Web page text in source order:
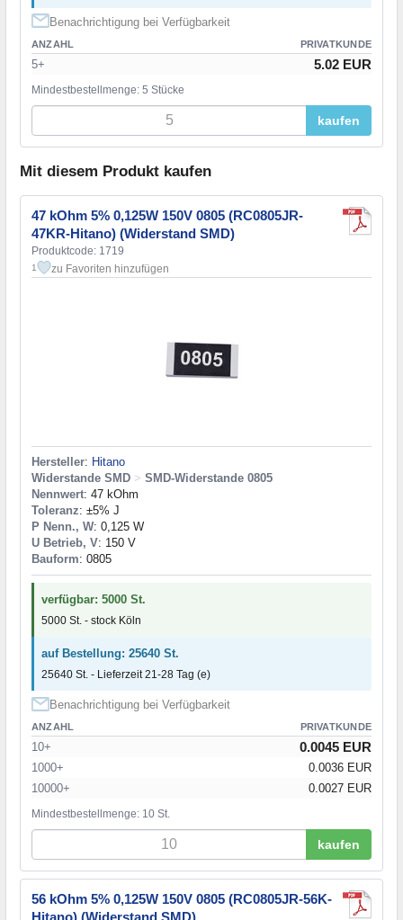
Benachrichtigung bei Verfügbarkeit
ANZAHL PRIVATKUNDE
5+ 5.02 EUR
Mindestbestellmenge: 5 Stücke
kaufen
Mit diesem Produkt kaufen
47 kOhm 5% 0,125W 150V 0805 (RC0805JR-
47KR-Hitano) (Widerstand SMD)
Produktcode: 1719
1 zu Favoriten hinzufügen
Hersteller: Hitano
Widerstande SMD > SMD-Widerstande 0805
Nennwert: 47 kOhm
Toleranz: ±5% J
P Nenn., W: 0,125 W
U Betrieb, V: 150 V
Bauform: 0805
verfügbar: 5000 St.
5000 St. - stock Köln
auf Bestellung: 25640 St.
25640 St. - Lieferzeit 21-28 Tag (e)
Benachrichtigung bei Verfügbarkeit
ANZAHL PRIVATKUNDE
10+ 0.0045 EUR
1000+
0.0036 EUR
10000+
0.0027 EUR
Mindestbestellmenge: 10 St.
kaufen
56 kOhm 5% 0,125W 150V 0805 (RC0805JR-56K-